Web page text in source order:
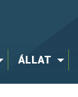
ÁLLAT